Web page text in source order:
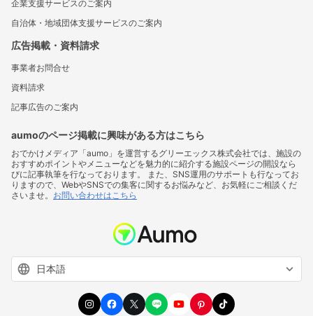
企業支援サービスのご案内
自治体・地域団体支援サービスのご案内
広告掲載・資料請求
事業者お問合せ
資料請求
記事広告のご案内
aumoのページ掲載に興味がある方はこちら
おでかけメディア「aumo」を運営するグリーエックス株式会社では、施設の
おすすめポイントやメニューなどを魅力的に紹介する施設ページの開設なら
びに記事執筆を行なっております。 また、SNS運用のサポートも行なってお
りますので、WebやSNSでの集客に関するお悩みなど、お気軽にご相談くだ
さいませ。 お問い合わせはこちら